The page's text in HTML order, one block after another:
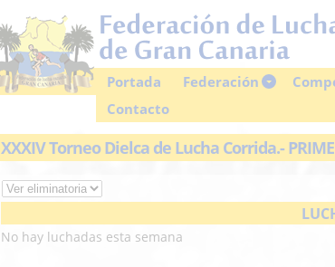
Portada Federación
Contacto
XXXIV Torneo Dielca de Lucha Corrida.-
No hay luchadas esta semana